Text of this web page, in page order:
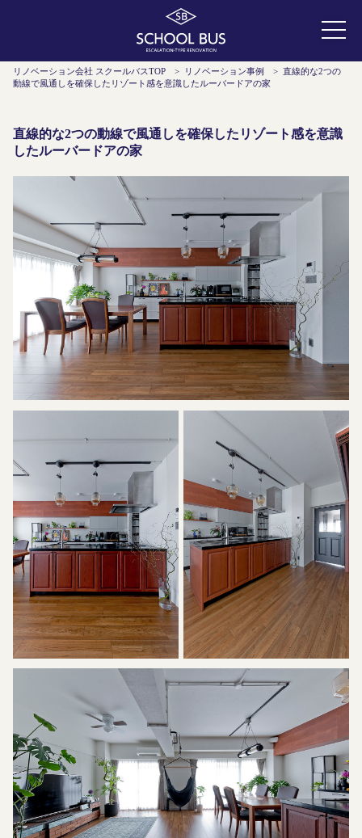
リノベーション会社 スクールバスTOP > リノベーション事例 > 直線的な2つの
動線で風通しを確保したリゾート感を意識したルーバードアの家
直線的な2つの動線で風通しを確保したリゾート感を意識
したルーバードアの家